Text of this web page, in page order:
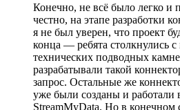
Конечно, не всё было легко и
честно, на этапе разработки
я не был уверен, что проект
конца — ребята столкнулись
технических подводных
разрабатывали такой
запрос. Остальные же
уже были созданы и работали
StreamMyData. Но в конечном